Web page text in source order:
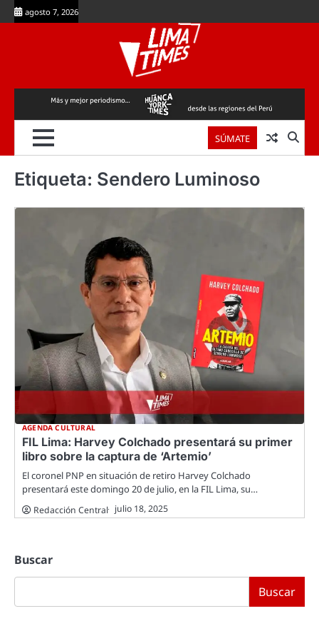
Skip
to
agosto 7, 2026
SÚMATE
Etiqueta: Sendero Luminoso
AGENDA CULTURAL
FIL Lima: Harvey Colchado presentará su primer
libro sobre la captura de ‘Artemio’
El coronel PNP en situación de retiro Harvey Colchado
presentará este domingo 20 de julio, en la FIL Lima, su…
Redacción Central julio 18, 2025
Buscar
Buscar